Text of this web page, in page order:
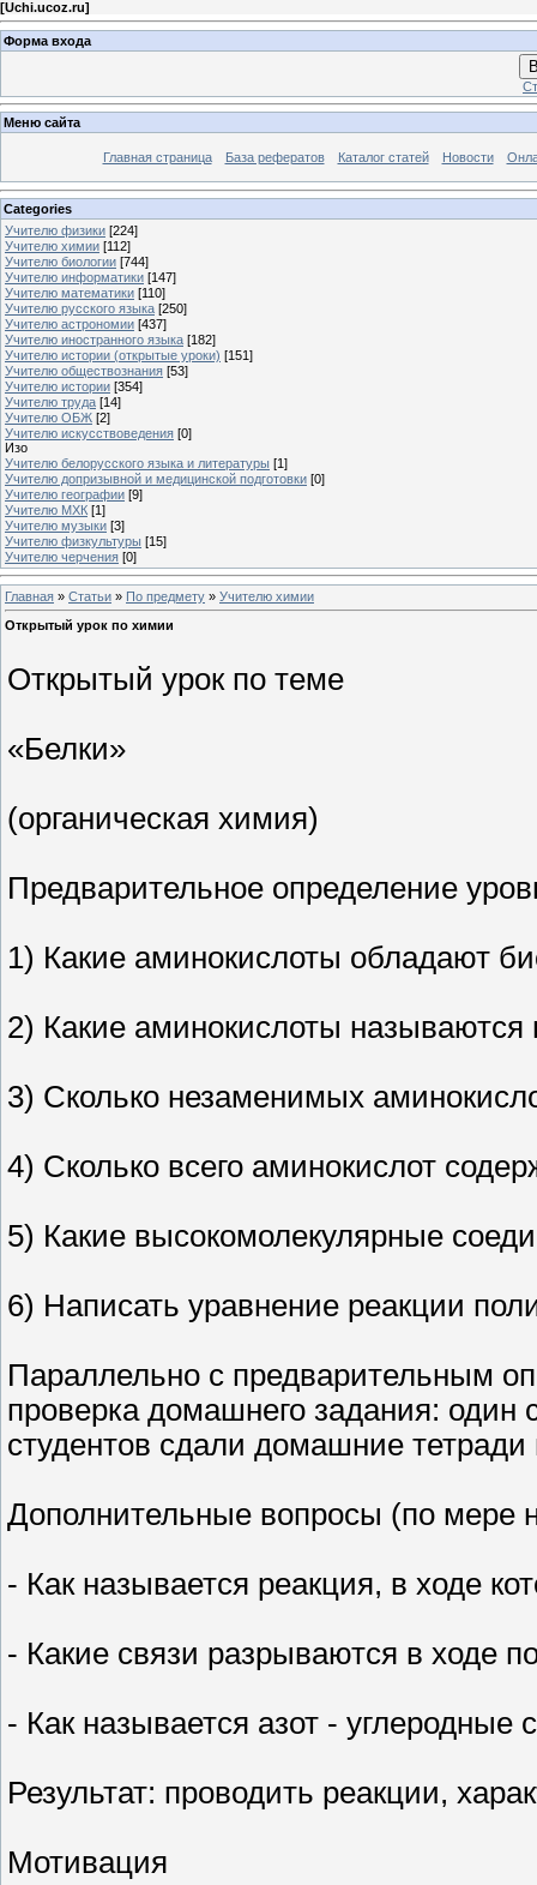
[Uchi.ucoz.ru]
Форма входа
Меню сайта
Главная страница База рефератов Каталог статей Новости
Categories
Учителю физики [224]
Учителю химии [112]
Учителю биологии [744]
Учителю информатики [147]
Учителю математики [110]
Учителю русского языка [250]
Учителю астрономии [437]
Учителю иностранного языка [182]
Учителю истории (открытые уроки) [151]
Учителю обществознания [53]
Учителю истории [354]
Учителю труда [14]
Учителю ОБЖ [2]
Учителю искусствоведения [0]
Изо
Учителю белорусского языка и литературы [1]
Учителю допризывной и медицинской подготовки [0]
Учителю географии [9]
Учителю МХК [1]
Учителю музыки [3]
Учителю физкультуры [15]
Учителю черчения [0]
Главная » Статьи » По предмету » Учителю химии
Открытый урок по химии
Открытый урок по теме
«Белки»
(органическая химия)
Предварительное определение
1) Какие аминокислоты обладают
2) Какие аминокислоты
3) Сколько незаменимых
4) Сколько всего аминокислот
5) Какие высокомолекулярные
6) Написать уравнение реакции
Параллельно с предварительным
проверка домашнего задания: один
студентов сдали домашние
Дополнительные вопросы (по мере
- Как называется реакция, в ходе
- Какие связи разрываются в ходе
- Как называется азот - углеродные
Результат: проводить реакции,
Мотивация